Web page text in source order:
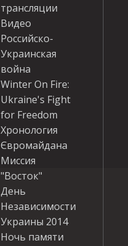
трансляции
Видео
Российско-
Украинская
война
Winter On Fire:
Ukraine's Fight
for Freedom
Хронология
Євромайдана
Миссия
"Восток"
День
Независимости
Украины 2014
Ночь памяти